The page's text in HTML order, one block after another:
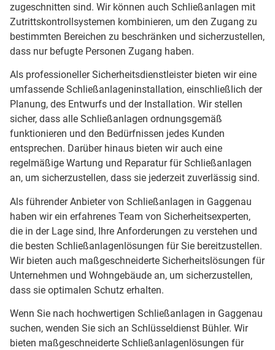
zugeschnitten sind. Wir können auch Schließanlagen mit
Zutrittskontrollsystemen kombinieren, um den Zugang zu
bestimmten Bereichen zu beschränken und sicherzustellen,
dass nur befugte Personen Zugang haben.
Als professioneller Sicherheitsdienstleister bieten wir eine
umfassende Schließanlageninstallation, einschließlich der
Planung, des Entwurfs und der Installation. Wir stellen
sicher, dass alle Schließanlagen ordnungsgemäß
funktionieren und den Bedürfnissen jedes Kunden
entsprechen. Darüber hinaus bieten wir auch eine
regelmäßige Wartung und Reparatur für Schließanlagen
an, um sicherzustellen, dass sie jederzeit zuverlässig sind.
Als führender Anbieter von Schließanlagen in Gaggenau
haben wir ein erfahrenes Team von Sicherheitsexperten,
die in der Lage sind, Ihre Anforderungen zu verstehen und
die besten Schließanlagenlösungen für Sie bereitzustellen.
Wir bieten auch maßgeschneiderte Sicherheitslösungen für
Unternehmen und Wohngebäude an, um sicherzustellen,
dass sie optimalen Schutz erhalten.
Wenn Sie nach hochwertigen Schließanlagen in Gaggenau
suchen, wenden Sie sich an Schlüsseldienst Bühler. Wir
bieten maßgeschneiderte Schließanlagenlösungen für